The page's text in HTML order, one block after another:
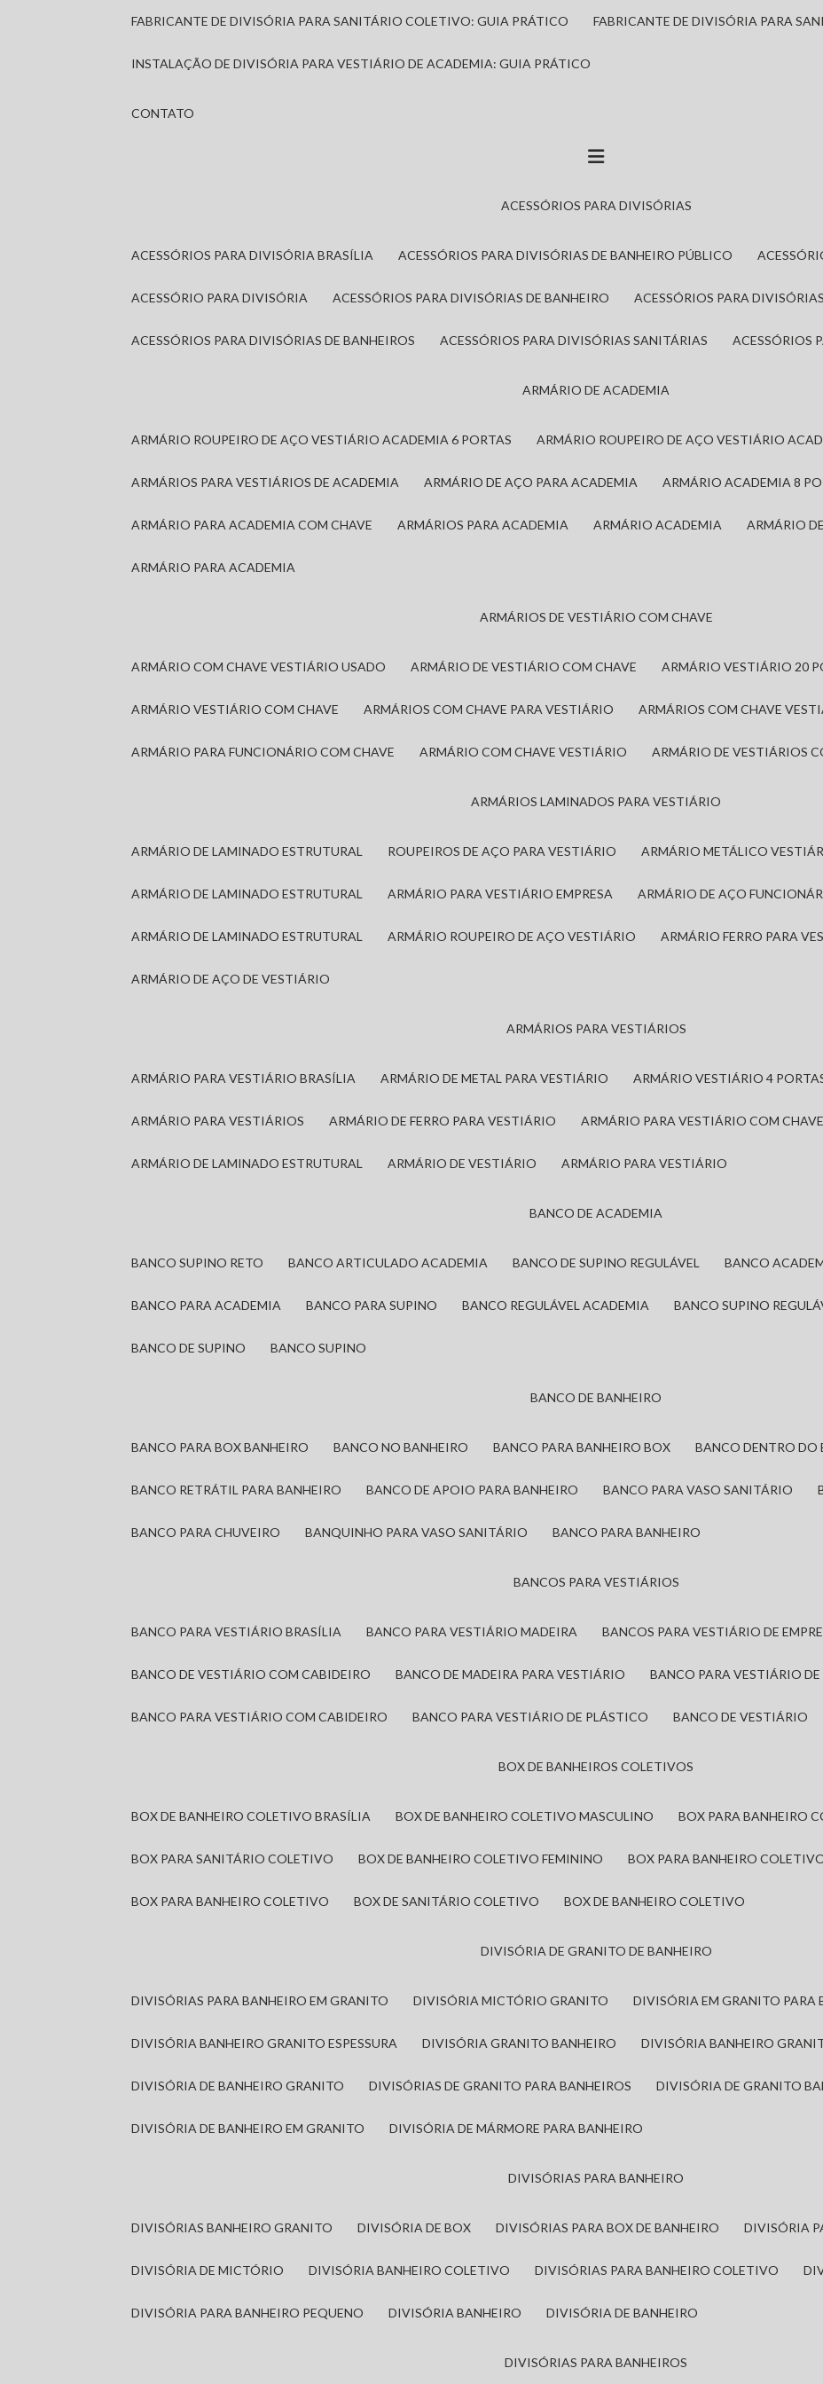
FABRICANTE DE DIVISÓRIA PARA SANITÁRIO COLETIVO: GUIA PRÁTICO FABRICANTE DE DIVISÓRIA PARA
INSTALAÇÃO DE DIVISÓRIA PARA VESTIÁRIO DE ACADEMIA: GUIA PRÁTICO
CONTATO
ACESSÓRIOS PARA DIVISÓRIAS
ACESSÓRIOS PARA DIVISÓRIA BRASÍLIA ACESSÓRIOS PARA DIVISÓRIAS DE BANHEIRO PÚBLICO
ACESSÓRIO PARA DIVISÓRIA ACESSÓRIOS PARA DIVISÓRIAS DE BANHEIRO ACESSÓRIOS PARA
ACESSÓRIOS PARA DIVISÓRIAS DE BANHEIROS ACESSÓRIOS PARA DIVISÓRIAS SANITÁRIAS ACESSÓRIOS
ARMÁRIO DE ACADEMIA
ARMÁRIO ROUPEIRO DE AÇO VESTIÁRIO ACADEMIA 6 PORTAS ARMÁRIO ROUPEIRO DE AÇO VESTIÁRIO
ARMÁRIOS PARA VESTIÁRIOS DE ACADEMIA ARMÁRIO DE AÇO PARA ACADEMIA ARMÁRIO ACADEMIA 8
ARMÁRIO PARA ACADEMIA COM CHAVE ARMÁRIOS PARA ACADEMIA ARMÁRIO ACADEMIA ARMÁRIO
ARMÁRIO PARA ACADEMIA
ARMÁRIOS DE VESTIÁRIO COM CHAVE
ARMÁRIO COM CHAVE VESTIÁRIO USADO ARMÁRIO DE VESTIÁRIO COM CHAVE ARMÁRIO VESTIÁRIO 20
ARMÁRIO VESTIÁRIO COM CHAVE ARMÁRIOS COM CHAVE PARA VESTIÁRIO ARMÁRIOS COM CHAVE
ARMÁRIO PARA FUNCIONÁRIO COM CHAVE ARMÁRIO COM CHAVE VESTIÁRIO ARMÁRIO DE VESTIÁRIOS
ARMÁRIOS LAMINADOS PARA VESTIÁRIO
ARMÁRIO DE LAMINADO ESTRUTURAL ROUPEIROS DE AÇO PARA VESTIÁRIO ARMÁRIO METÁLICO
ARMÁRIO DE LAMINADO ESTRUTURAL ARMÁRIO PARA VESTIÁRIO EMPRESA ARMÁRIO DE AÇO
ARMÁRIO DE LAMINADO ESTRUTURAL ARMÁRIO ROUPEIRO DE AÇO VESTIÁRIO ARMÁRIO FERRO PARA
ARMÁRIO DE AÇO DE VESTIÁRIO
ARMÁRIOS PARA VESTIÁRIOS
ARMÁRIO PARA VESTIÁRIO BRASÍLIA ARMÁRIO DE METAL PARA VESTIÁRIO ARMÁRIO VESTIÁRIO 4
ARMÁRIO PARA VESTIÁRIOS ARMÁRIO DE FERRO PARA VESTIÁRIO ARMÁRIO PARA VESTIÁRIO COM CHAVE
ARMÁRIO DE LAMINADO ESTRUTURAL ARMÁRIO DE VESTIÁRIO ARMÁRIO PARA VESTIÁRIO
BANCO DE ACADEMIA
BANCO SUPINO RETO BANCO ARTICULADO ACADEMIA BANCO DE SUPINO REGULÁVEL BANCO
BANCO PARA ACADEMIA BANCO PARA SUPINO BANCO REGULÁVEL ACADEMIA BANCO SUPINO
BANCO DE SUPINO BANCO SUPINO
BANCO DE BANHEIRO
BANCO PARA BOX BANHEIRO BANCO NO BANHEIRO BANCO PARA BANHEIRO BOX BANCO DENTRO DO
BANCO RETRÁTIL PARA BANHEIRO BANCO DE APOIO PARA BANHEIRO BANCO PARA VASO SANITÁRIO
BANCO PARA CHUVEIRO BANQUINHO PARA VASO SANITÁRIO BANCO PARA BANHEIRO
BANCOS PARA VESTIÁRIOS
BANCO PARA VESTIÁRIO BRASÍLIA BANCO PARA VESTIÁRIO MADEIRA BANCOS PARA VESTIÁRIO DE
BANCO DE VESTIÁRIO COM CABIDEIRO BANCO DE MADEIRA PARA VESTIÁRIO BANCO PARA VESTIÁRIO
BANCO PARA VESTIÁRIO COM CABIDEIRO BANCO PARA VESTIÁRIO DE PLÁSTICO BANCO DE VESTIÁRIO
BOX DE BANHEIROS COLETIVOS
BOX DE BANHEIRO COLETIVO BRASÍLIA BOX DE BANHEIRO COLETIVO MASCULINO BOX PARA BANHEIRO
BOX PARA SANITÁRIO COLETIVO BOX DE BANHEIRO COLETIVO FEMININO BOX PARA BANHEIRO
BOX PARA BANHEIRO COLETIVO BOX DE SANITÁRIO COLETIVO BOX DE BANHEIRO COLETIVO
DIVISÓRIA DE GRANITO DE BANHEIRO
DIVISÓRIAS PARA BANHEIRO EM GRANITO DIVISÓRIA MICTÓRIO GRANITO DIVISÓRIA EM GRANITO PARA
DIVISÓRIA BANHEIRO GRANITO ESPESSURA DIVISÓRIA GRANITO BANHEIRO DIVISÓRIA BANHEIRO
DIVISÓRIA DE BANHEIRO GRANITO DIVISÓRIAS DE GRANITO PARA BANHEIROS DIVISÓRIA DE GRANITO
DIVISÓRIA DE BANHEIRO EM GRANITO DIVISÓRIA DE MÁRMORE PARA BANHEIRO
DIVISÓRIAS PARA BANHEIRO
DIVISÓRIAS BANHEIRO GRANITO DIVISÓRIA DE BOX DIVISÓRIAS PARA BOX DE BANHEIRO DIVISÓRIA
DIVISÓRIA DE MICTÓRIO DIVISÓRIA BANHEIRO COLETIVO DIVISÓRIAS PARA BANHEIRO COLETIVO
DIVISÓRIA PARA BANHEIRO PEQUENO DIVISÓRIA BANHEIRO DIVISÓRIA DE BANHEIRO
DIVISÓRIAS PARA BANHEIROS